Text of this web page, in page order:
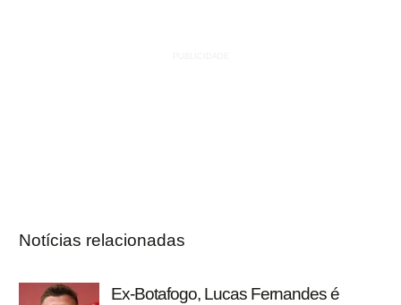
Notícias relacionadas
Ex-Botafogo, Lucas Fernandes é